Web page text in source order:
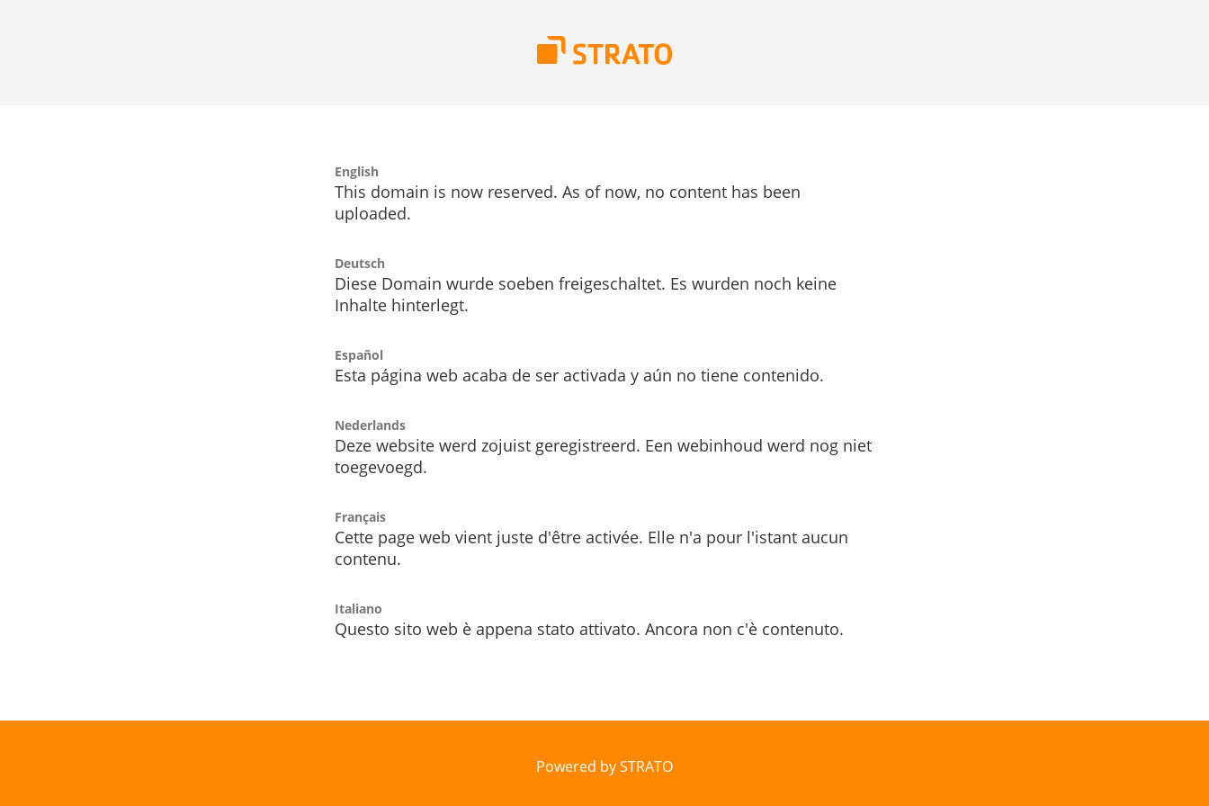
English
This domain is now reserved. As of now, no content has been
uploaded.
Deutsch
Diese Domain wurde soeben freigeschaltet. Es wurden noch keine
Inhalte hinterlegt.
Español
Esta página web acaba de ser activada y aún no tiene contenido.
Nederlands
Deze website werd zojuist geregistreerd. Een webinhoud werd nog niet
toegevoegd.
Français
Cette page web vient juste d'être activée. Elle n'a pour l'istant aucun
contenu.
Italiano
Questo sito web è appena stato attivato. Ancora non c'è contenuto.
Powered by STRATO